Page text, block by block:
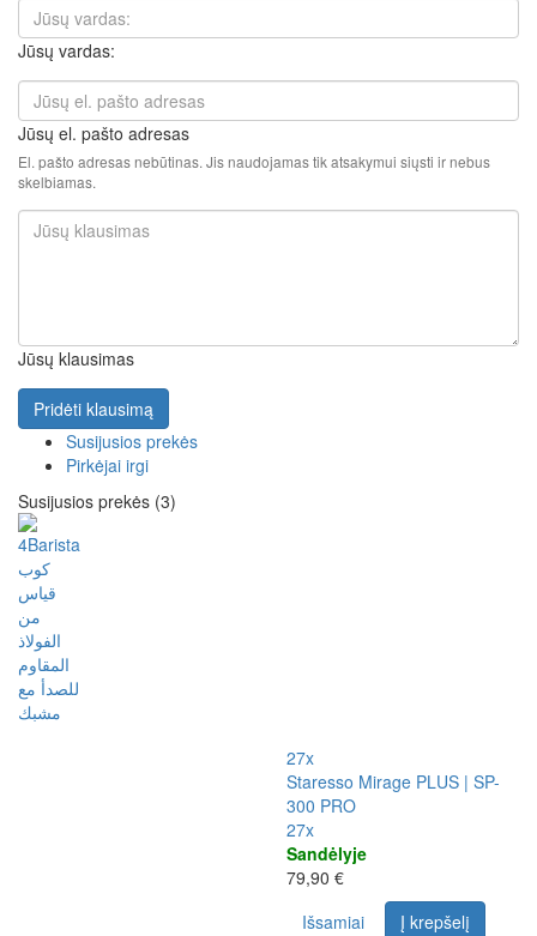
Jūsų vardas:
Jūsų el. pašto adresas
El. pašto adresas nebūtinas. Jis naudojamas tik atsakymui siųsti ir nebus
skelbiamas.
Jūsų klausimas
Pridėti klausimą
Susijusios prekės
Pirkėjai irgi
Susijusios prekės (3)
27x
Staresso Mirage PLUS | SP-
300 PRO
27x
Sandėlyje
79,90 €
Išsamiai
Į krepšelį